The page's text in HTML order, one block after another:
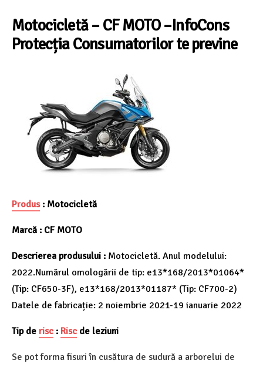
Motocicletă–CF MOTO–InfoCons
Protecția Consumatorilor te previne
Produs: Motocicletă
Marcă : CF MOTO
Descrierea produsului : Motocicletă. Anul modelului:
2022.Numărul omologării de tip: e13*168/2013*01064*
(Tip: CF650-3F), e13*168/2013*01187* (Tip: CF700-2)
Datele de fabricație: 2 noiembrie 2021-19 ianuarie 2022
Tip de risc : Risc de leziuni
Se pot forma fisuri în cusătura de sudură a arborelui de